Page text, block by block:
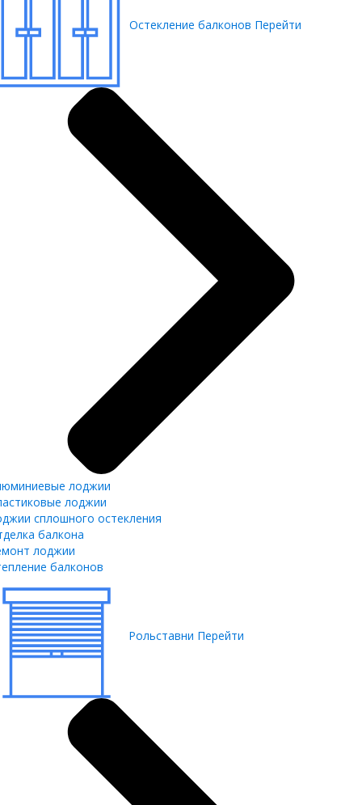
Остекление балконов Перейти
лоджии
лоджии
сплошного остекления
балкона
лоджии
балконов
Рольставни Перейти